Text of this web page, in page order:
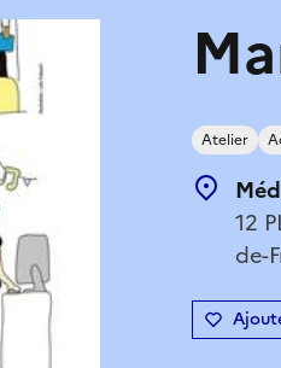
Atelier
12
de-